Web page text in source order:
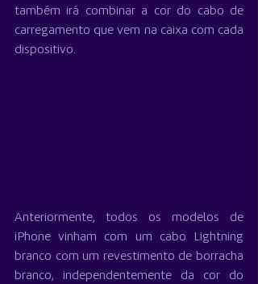
também irá combinar a cor do cabo de
carregamento que vem na caixa com cada
dispositivo.
Anteriormente, todos os modelos de
‌iPhone‌ vinham com um cabo Lightning
branco com um revestimento de borracha
branco, independentemente da cor do